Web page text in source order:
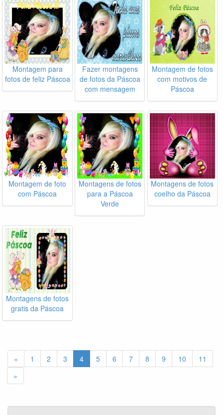
Montagem para
fotos de feliz Páscoa
Fazer montagens
de fotos da Páscoa
com mensagem
Montagem de fotos
com motivos de
Páscoa
Montagem de foto
com Páscoa
Montagens de fotos
para a Páscoa
Verde
Montagens de fotos
coelho da Páscoa
Montagens de fotos
gratis da Páscoa
« 1 2 3 4 5 6 7 8 9 10
11
»